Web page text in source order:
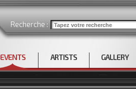
Recherche :
EVENTS ARTISTS GALLERY